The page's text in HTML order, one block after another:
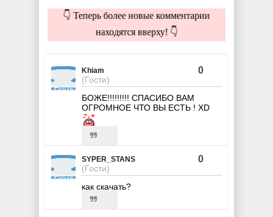
👇 Теперь более новые комментарии
находятся вверху! 👇
Khiam
(Гости)
0
БОЖЕ!!!!!!!!! СПАСИБО ВАМ
ОГРОМНОЕ ЧТО ВЫ ЕСТЬ ! XD
SYPER_STANS
(Гости)
0
как скачать?